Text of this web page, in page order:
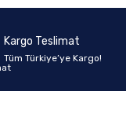
Kargo Teslimat
Tüm Türkiye’ye Kargo!